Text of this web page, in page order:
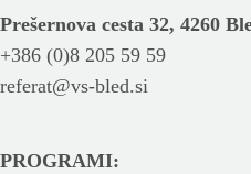
Prešernova cesta 32, 4260
+386 (0)8 205 59 59
referat@vs-bled.si
PROGRAMI: